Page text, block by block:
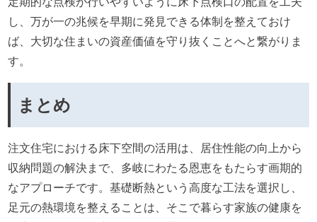
し、万が一の兆候を早期に発見できる体制を整えておけ
ば、大切な住まいの資産価値を守り抜くことへと繋がりま
す。
まとめ
注文住宅における床下空間の活用は、居住性能の向上から
収納問題の解決まで、多岐にわたる恩恵をもたらす画期的
なアプローチです。基礎断熱という高度な工法を選択し、
足元の熱環境を整えることは、そこで暮らす家族の健康を